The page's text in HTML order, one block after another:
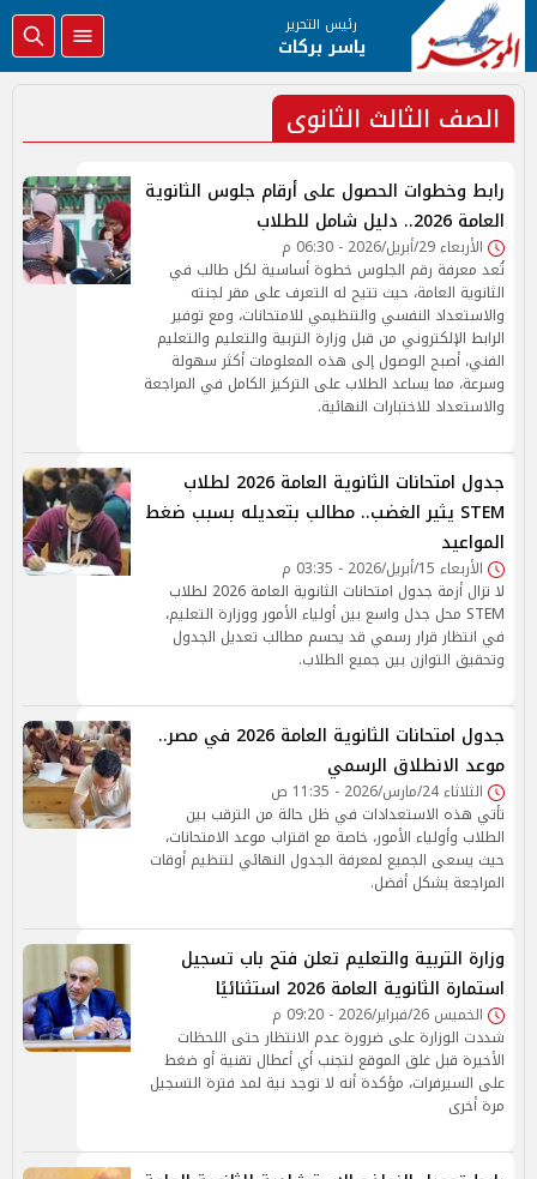
رئيس التحرير
ياسر بركات
الصف الثالث الثانوى
رابط وخطوات الحصول على أرقام جلوس الثانوية
العامة 2026.. دليل شامل للطلاب
الأربعاء 29/أبريل/2026 - 06:30 م
تُعد معرفة رقم الجلوس خطوة أساسية لكل طالب في
الثانوية العامة، حيث تتيح له التعرف على مقر لجنته
والاستعداد النفسي والتنظيمي للامتحانات، ومع توفير
الرابط الإلكتروني من قبل وزارة التربية والتعليم والتعليم
الفني، أصبح الوصول إلى هذه المعلومات أكثر سهولة
وسرعة، مما يساعد الطلاب على التركيز الكامل في المراجعة
والاستعداد للاختبارات النهائية.
جدول امتحانات الثانوية العامة 2026 لطلاب
STEM يثير الغضب.. مطالب بتعديله بسبب ضغط
المواعيد
الأربعاء 15/أبريل/2026 - 03:35 م
لا تزال أزمة جدول امتحانات الثانوية العامة 2026 لطلاب
STEM محل جدل واسع بين أولياء الأمور ووزارة التعليم،
في انتظار قرار رسمي قد يحسم مطالب تعديل الجدول
وتحقيق التوازن بين جميع الطلاب.
جدول امتحانات الثانوية العامة 2026 في مصر..
موعد الانطلاق الرسمي
الثلاثاء 24/مارس/2026 - 11:35 ص
تأتي هذه الاستعدادات في ظل حالة من الترقب بين
الطلاب وأولياء الأمور، خاصة مع اقتراب موعد الامتحانات،
حيث يسعى الجميع لمعرفة الجدول النهائي لتنظيم أوقات
المراجعة بشكل أفضل.
وزارة التربية والتعليم تعلن فتح باب تسجيل
استمارة الثانوية العامة 2026 استثنائيًا
الخميس 26/فبراير/2026 - 09:20 م
شددت الوزارة على ضرورة عدم الانتظار حتى اللحظات
الأخيرة قبل غلق الموقع لتجنب أي أعطال تقنية أو ضغط
على السيرفرات، مؤكدة أنه لا توجد نية لمد فترة التسجيل
مرة أخرى